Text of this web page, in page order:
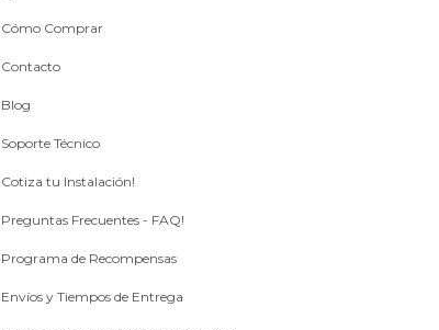
Cómo Comprar
Contacto
Blog
Soporte Técnico
Cotiza tu Instalación!
Preguntas Frecuentes - FAQ!
Programa de Recompensas
Envíos y Tiempos de Entrega